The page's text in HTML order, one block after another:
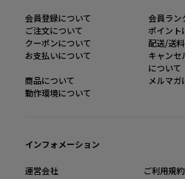
会員登録について
会員ラン
ご注文について
ポイント
クーポンについて
配送/送
お支払いについて
キャン
について
商品について
メルマガ
動作環境について
インフォメーション
運営会社
ご利用規約